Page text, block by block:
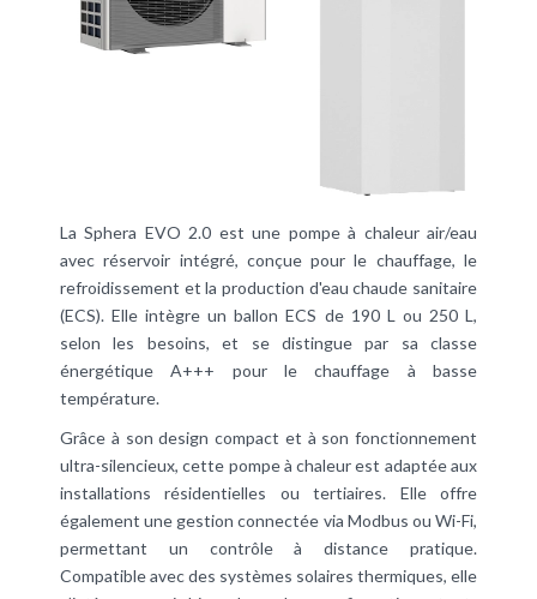
La Sphera EVO 2.0 est une pompe à chaleur air/eau
avec réservoir intégré, conçue pour le chauffage, le
refroidissement et la production d'eau chaude sanitaire
(ECS). Elle intègre un ballon ECS de 190 L ou 250 L,
selon les besoins, et se distingue par sa classe
énergétique A+++ pour le chauffage à basse
température.
Grâce à son design compact et à son fonctionnement
ultra-silencieux, cette pompe à chaleur est adaptée aux
installations résidentielles ou tertiaires. Elle offre
également une gestion connectée via Modbus ou Wi-Fi,
permettant un contrôle à distance pratique.
Compatible avec des systèmes solaires thermiques, elle